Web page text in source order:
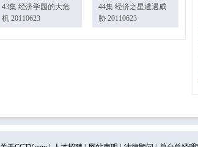
43集 经济学园的大危
机 20110623
44集 经济之星遭遇威
胁 20110623